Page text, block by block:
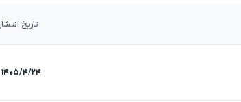
تاریخ انتشار
۱۴۰۵/۴/۲۴